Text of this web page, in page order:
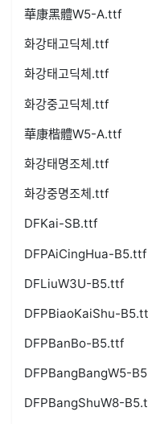
華康黑體W5-A.ttf
화강태고딕체.ttf
화강태고딕체.ttf
화강중고딕체.ttf
華康楷體W5-A.ttf
화강태명조체.ttf
화강중명조체.ttf
DFKai-SB.ttf
DFPAiCingHua-B5.ttf
DFLiuW3U-B5.ttf
DFPBiaoKaiShu-
DFPBanBo-B5.ttf
DFPBangBangW5-
DFPBangShuW8-